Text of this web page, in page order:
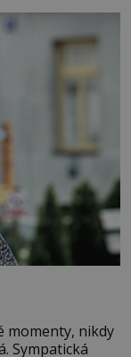
když
momenty, nikdy